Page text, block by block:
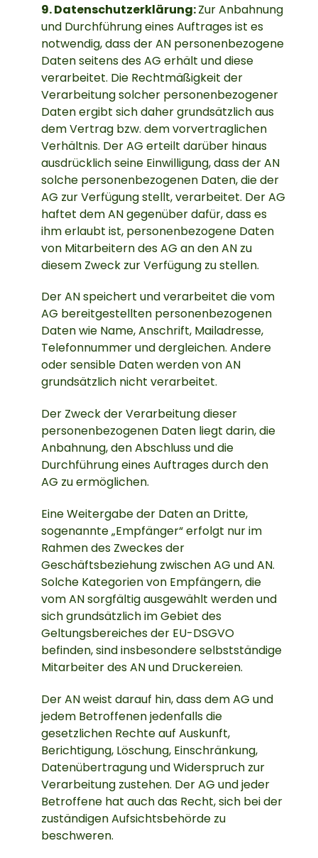
9. Datenschutzerklärung:Zur Anbahnung
und Durchführung eines Auftrages ist es
notwendig, dass der AN personenbezogene
Daten seitens des AG erhält und diese
verarbeitet. Die Rechtmäßigkeit der
Verarbeitung solcher personenbezogener
Daten ergibt sich daher grundsätzlich aus
dem Vertrag bzw. dem vorvertraglichen
Verhältnis. Der AG erteilt darüber hinaus
ausdrücklich seine Einwilligung, dass der AN
solche personenbezogenen Daten, die der
AG zur Verfügung stellt, verarbeitet. Der AG
haftet dem AN gegenüber dafür, dass es
ihm erlaubt ist, personenbezogene Daten
von Mitarbeitern des AG an den AN zu
diesem Zweck zur Verfügung zu stellen.
Der AN speichert und verarbeitet die vom
AG bereitgestellten personenbezogenen
Daten wie Name, Anschrift, Mailadresse,
Telefonnummer und dergleichen. Andere
oder sensible Daten werden von AN
grundsätzlich nicht verarbeitet.
Der Zweck der Verarbeitung dieser
personenbezogenen Daten liegt darin, die
Anbahnung, den Abschluss und die
Durchführung eines Auftrages durch den
AG zu ermöglichen.
Eine Weitergabe der Daten an Dritte,
sogenannte „Empfänger“ erfolgt nur im
Rahmen des Zweckes der
Geschäftsbeziehung zwischen AG und AN.
Solche Kategorien von Empfängern, die
vom AN sorgfältig ausgewählt werden und
sich grundsätzlich im Gebiet des
Geltungsbereiches der EU-DSGVO
befinden, sind insbesondere selbstständige
Mitarbeiter des AN und Druckereien.
Der AN weist darauf hin, dass dem AG und
jedem Betroffenen jedenfalls die
gesetzlichen Rechte auf Auskunft,
Berichtigung, Löschung, Einschränkung,
Datenübertragung und Widerspruch zur
Verarbeitung zustehen. Der AG und jeder
Betroffene hat auch das Recht, sich bei der
zuständigen Aufsichtsbehörde zu
beschweren.